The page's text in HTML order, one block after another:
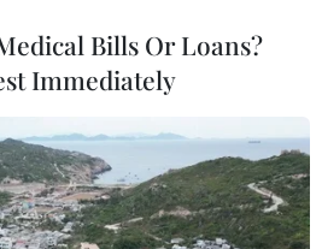
Bills Or Loans?
Immediately